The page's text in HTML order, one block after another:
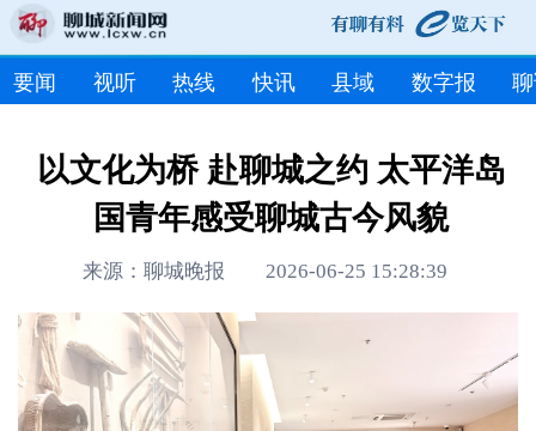
要闻 视听 热线 快讯 县域 数字报
以文化为桥 赴聊城之约 太平洋岛
国青年感受聊城古今风貌
来源：聊城晚报 2026-06-25 15:28:39